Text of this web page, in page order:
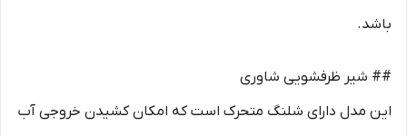
باشد.
## شیر ظرفشویی شاوری
این مدل دارای شلنگ متحرک است که امکان کشیدن خروجی آب